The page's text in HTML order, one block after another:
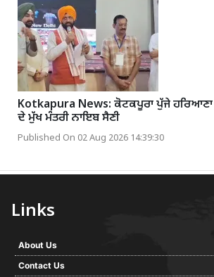
Kotkapura News: ਕੋਟਕਪੂਰਾ ਪੁੱਜੇ ਹਰਿਆਣਾ
ਦੇ ਮੁੱਖ ਮੰਤਰੀ ਨਾਇਬ ਸੈਣੀ
Published On 02 Aug 2026 14:39:30
Links
About Us
Contact Us